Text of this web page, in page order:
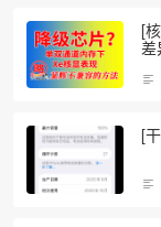
[
差
[